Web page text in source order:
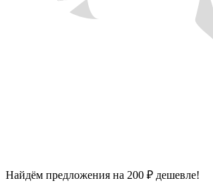
Найдём предложения на 200 ₽ дешевле!